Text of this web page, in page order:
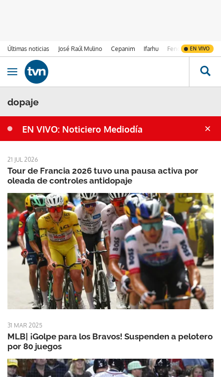
Últimas noticias José Raúl Mulino Cepanim Ifarhu Fenómeno de El
EN VIVO
Ir al contenido
Obrir navegació
dopaje
EN VIVO: Noticiero Mediodía
21 JUL 2026
Tour de Francia 2026 tuvo una pausa activa por
oleada de controles antidopaje
31 MAR 2025
MLB| ¡Golpe para los Bravos! Suspenden a pelotero
por 80 juegos